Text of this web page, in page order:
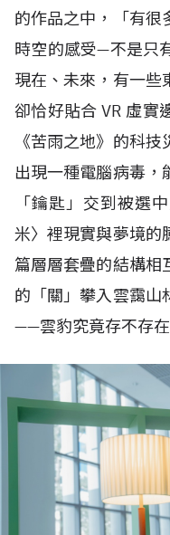
的作品之中，「有很
時空的感受—不是只
現在、未來，有一些
卻恰好貼合 VR 虛實
《苦雨之地》的科
出現一種電腦病毒，
「鑰匙」交到被選
米〉裡現實與夢境的
篇層層套疊的結構相
的「關」攀入雲靄山
——雲豹究竟存不存在